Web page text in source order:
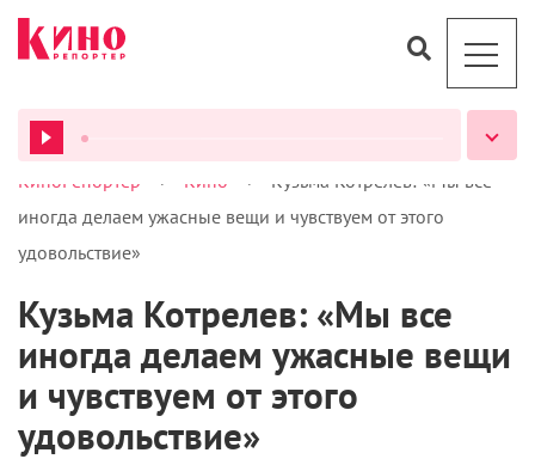
ВСЕ ПОДКАСТЫ
КиноРепортер
Кузьма Котрелев: «Мы все
удовольствие»
Кузьма Котрелев: «Мы все
иногда делаем ужасные вещи
и чувствуем от этого
удовольствие»
6 января 2025 / КиноРепортер